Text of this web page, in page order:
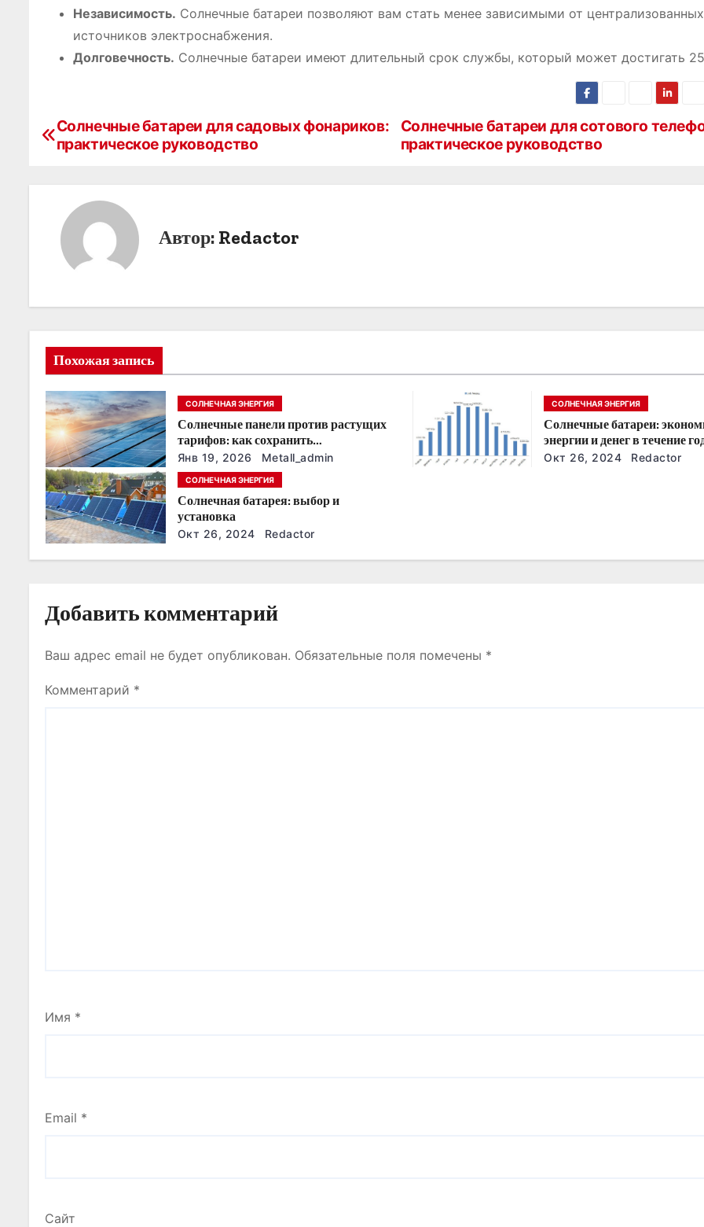
Независимость. Солнечные батареи позволяют вам стать менее зависимыми от централизованных
источников электроснабжения.
Долговечность. Солнечные батареи имеют длительный срок службы, который может достигать
Н
и
я
п
о
з
а
п
с
я
м
Солнечные батареи для сотового
практическое руководство
Солнечные батареи для садовых фонариков:
практическое руководство
Автор: Redactor
Похожая запись
СОЛНЕЧНАЯ ЭНЕРГИЯ
Солнечные панели против растущих
тарифов: как сохранить
энергонезависимость в ближайшие
годы
Янв 19, 2026 Metall_admin
СОЛНЕЧНАЯ ЭНЕРГИЯ
Солнечные батареи:
энергии и денег в течение
Окт 26, 2024 Redactor
СОЛНЕЧНАЯ ЭНЕРГИЯ
Солнечная батарея: выбор и
установка
Окт 26, 2024 Redactor
Добавить комментарий
Ваш адрес email не будет опубликован. Обязательные поля помечены *
Комментарий *
Имя *
Email *
Сайт